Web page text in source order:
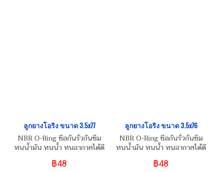
ลูกยางโอริง ขนาด 3.5x77
NBR O-Ring ซีลกันรั่วกันซึม
ทนน้ำมัน ทนน้ำ ทนอากาศได้ดี
฿48
ลูกยางโอริง ขนาด 3.5x76
NBR O-Ring ซีลกันรั่วกันซึม
ทนน้ำมัน ทนน้ำ ทนอากาศได้ดี
฿48